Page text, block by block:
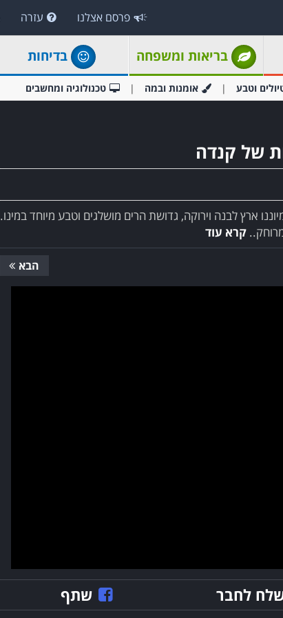
פרסם אצלנו עזרה
בריאות ומשפחה בדיחות
וטבע אומנות ובמה טכנולוגיה ומחשבים
ארץ לבנה וירוקה, גדושת הרים מושלגים וטבע מיוחד במינו.
קרא עוד
הבא
לחבר שתף